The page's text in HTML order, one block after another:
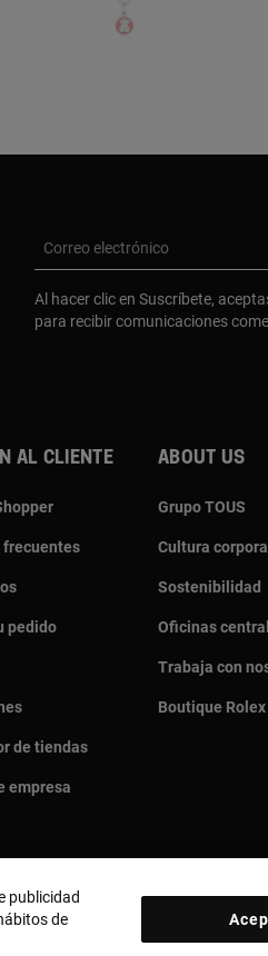
Correo electrónico
Al hacer clic en Suscríbete,
para recibir comunicaciones
al cliente
frecuentes
pedido
de tiendas
empresa
About us
Grupo TOUS
Cultura
Sostenibilidad
Oficinas
Trabaja con
Boutique Rolex
España (Península Y
publicidad
de